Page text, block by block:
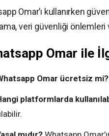
Omar’ı kullanırken
veri güvenliği önlemleri
Omar ile
Omar ücretsiz mi?
platformlarda